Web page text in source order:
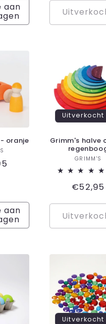
aan
oranje
aan
Uitverkocht
Grimm's halve
GRIMM'S
Normale
€52,95
Uitverkocht